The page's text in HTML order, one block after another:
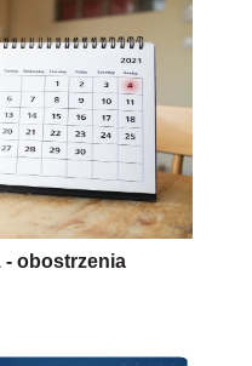
- obostrzenia